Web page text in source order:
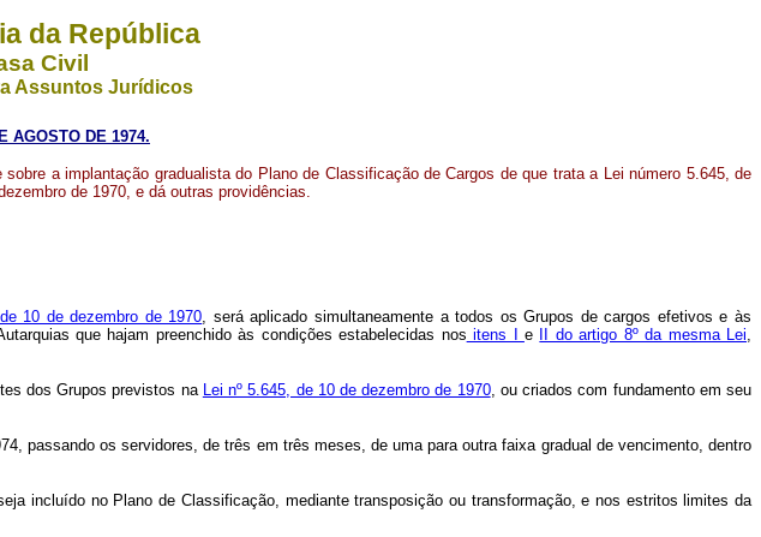
da República
Civil
Assuntos Jurídicos
AGOSTO DE 1974.
sobre a implantação gradualista do Plano de Classificação de Cargos de que trata a Lei número 5.645, de
de 1970, e dá outras providências.
de 10 de dezembro de 1970 , será aplicado simultaneamente a todos os Grupos de cargos efetivos e às
que hajam preenchido às condições estabelecidas nos itens I e II do artigo 8º da mesma Lei
dos Grupos previstos na Lei nº 5.645, de 10 de dezembro de 1970, ou criados com fundamento em seu
os servidores, de três em três meses, de uma para outra faixa gradual de vencimento, dentro
incluído no Plano de Classificação, mediante transposição ou transformação, e nos estritos limites da